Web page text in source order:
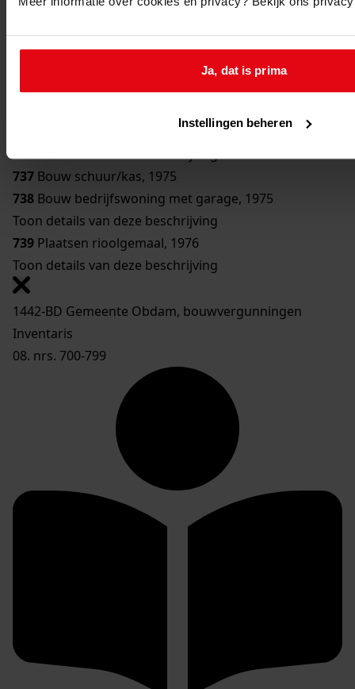
Ja, dat is prima
Instellingen beheren
Toon details van deze beschrijving
735
Toon details van deze beschrijving
737 Bouw schuur/kas, 1975
738 Bouw bedrijfswoning met garage, 1975
Toon details van deze beschrijving
739 Plaatsen rioolgemaal, 1976
Toon details van deze beschrijving
1442-BD Gemeente Obdam, bouwvergunningen
Inventaris
08. nrs. 700-799